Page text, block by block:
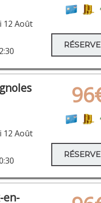
12 Août
12 Août
en-